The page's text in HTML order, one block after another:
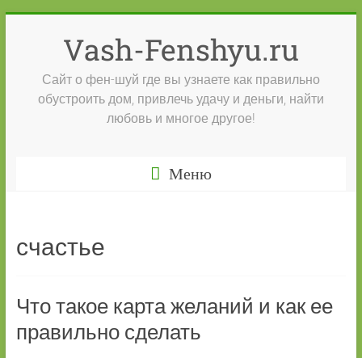
содержимомуVash-Fenshyu.ru
Сайт о фен-шуй где вы узнаете как правильно
обустроить дом, привлечь удачу и деньги, найти
любовь и многое другое!
Меню
счастье
Что такое карта желаний и как ее
правильно сделать